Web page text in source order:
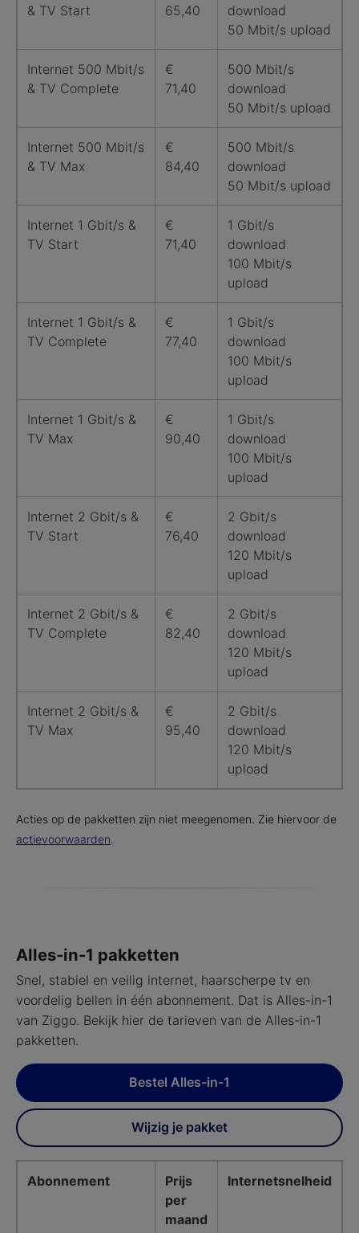
& TV Start 65,40
download
50 Mbit/s upload
Internet 500 Mbit/s
& TV Complete
€
71,40
500 Mbit/s
download
50 Mbit/s upload
Internet 500 Mbit/s
& TV Max
€
84,40
500 Mbit/s
download
50 Mbit/s upload
Internet 1 Gbit/s &
TV Start
€
71,40
1 Gbit/s
download
100 Mbit/s
upload
Internet 1 Gbit/s &
TV Complete
€
77,40
1 Gbit/s
download
100 Mbit/s
upload
Internet 1 Gbit/s &
TV Max
€
90,40
1 Gbit/s
download
100 Mbit/s
upload
Internet 2 Gbit/s &
TV Start
€
76,40
2 Gbit/s
download
120 Mbit/s
upload
Internet 2 Gbit/s &
TV Complete
€
82,40
2 Gbit/s
download
120 Mbit/s
upload
Internet 2 Gbit/s &
TV Max
€
95,40
2 Gbit/s
download
120 Mbit/s
upload
Acties op de pakketten zijn niet meegenomen. Zie hiervoor de
actievoorwaarden
Alles-in-1 pakketten
Snel, stabiel en veilig internet, haarscherpe tv en
voordelig bellen in één abonnement. Dat is Alles-in-1
van Ziggo. Bekijk hier de tarieven van de Alles-in-1
pakketten.
Bestel Alles-in-1
Wijzig je pakket
Abonnement
Prijs
per
maand
Internetsnelheid